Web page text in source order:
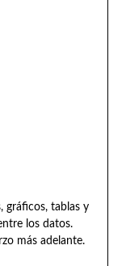
gráficos, tablas y
los datos.
más adelante.